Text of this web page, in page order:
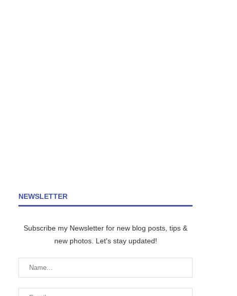
NEWSLETTER
Subscribe my Newsletter for new blog posts, tips &
new photos. Let's stay updated!